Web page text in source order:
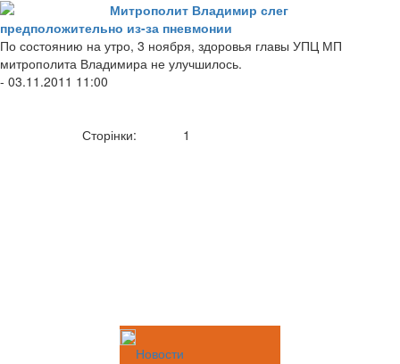
Митрополит Владимир слег
предположительно из-за пневмонии
По состоянию на утро, 3 ноября, здоровья главы УПЦ МП
митрополита Владимира не улучшилось.
- 03.11.2011 11:00
Сторінки: 1
Новости